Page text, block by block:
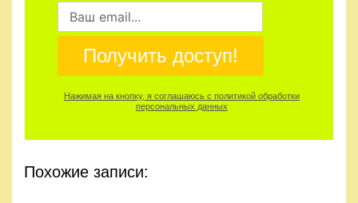
Получить доступ!
Нажимая на кнопку, я соглашаюсь с политикой обработки
персональных данных
Похожие записи: